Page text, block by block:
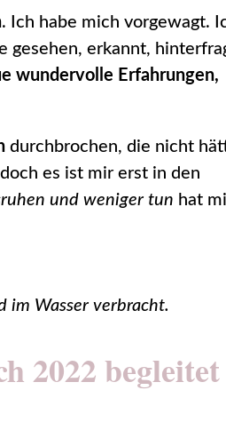
. Ich habe mich vorgewagt.
gesehen, erkannt,
wundervolle Erfahrungen,
durchbrochen, die nicht
es ist mir erst in den
und weniger tun hat
im Wasser verbracht.
2022 begleitet